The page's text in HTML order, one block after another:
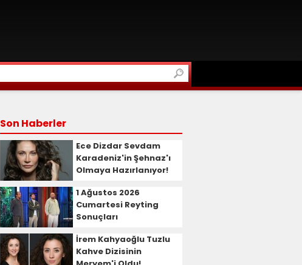
Son Haberler
Ece Dizdar Sevdam
Karadeniz'in Şehnaz'ı
Olmaya Hazırlanıyor!
1 Ağustos 2026
Cumartesi Reyting
Sonuçları
İrem Kahyaoğlu Tuzlu
Kahve Dizisinin